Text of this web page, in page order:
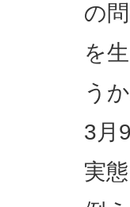
の
を
うか
3月
実